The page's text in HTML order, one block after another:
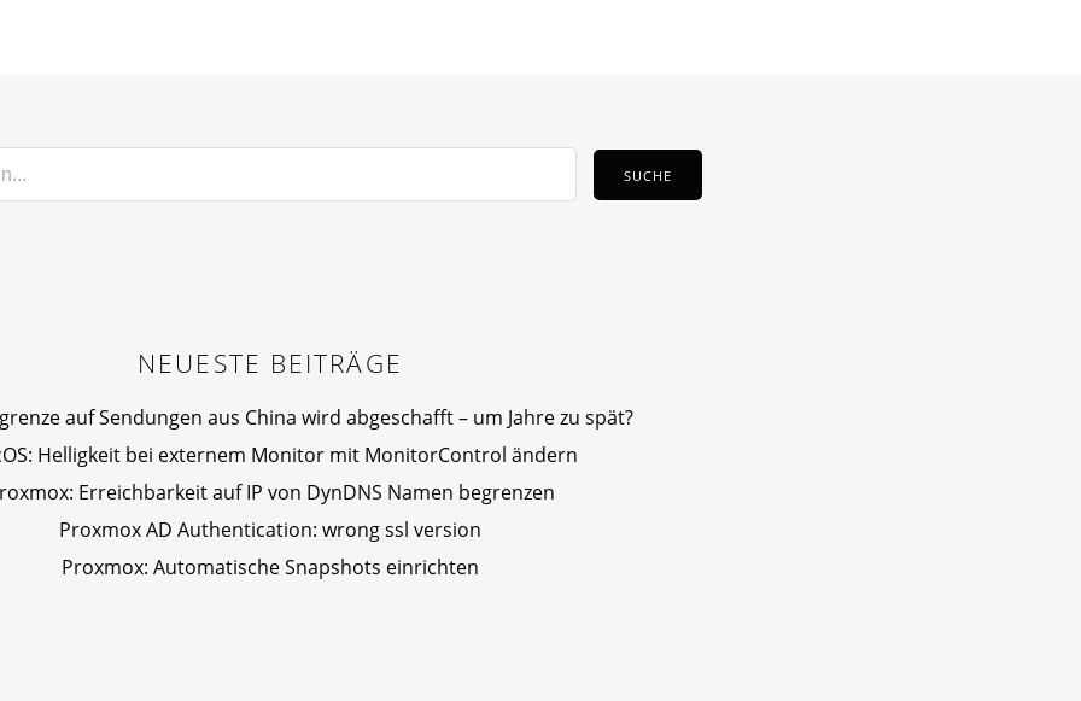
NEUESTE BEITRÄGE
auf Sendungen aus China wird abgeschafft – um Jahre zu spät?
Helligkeit bei externem Monitor mit MonitorControl ändern
Erreichbarkeit auf IP von DynDNS Namen begrenzen
Proxmox AD Authentication: wrong ssl version
Proxmox: Automatische Snapshots einrichten